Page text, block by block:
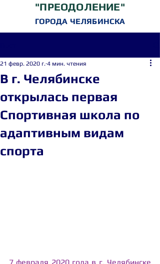
"ПРЕОДОЛЕНИЕ"
ГОРОДА ЧЕЛЯБИНСКА
В г. Челябинске
открылась первая
Спортивная школа по
адаптивным видам
спорта
21 февр. 2020 г. 4 мин. чтения